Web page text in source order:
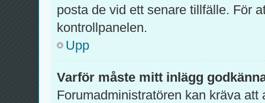
posta de vid ett senare tillfälle. För
kontrollpanelen.
Upp
Varför måste mitt inlägg
Forumadministratören kan kräva